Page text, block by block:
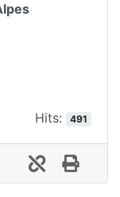
Hits:
491